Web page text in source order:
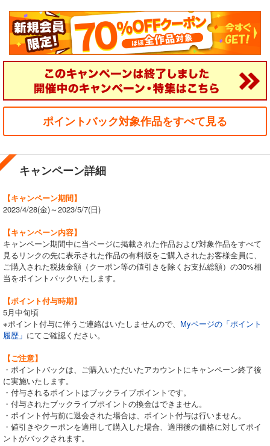
ポイントバック対象作品をすべて見る
キャンペーン詳細
【キャンペーン期間】
2023/4/28(金)～2023/5/7(日)
【キャンペーン内容】
キャンペーン期間中に当ページに掲載された作品および対象作品をすべて
見るリンクの先に表示された作品の有料版をご購入されたお客様全員に、
ご購入された税抜金額（クーポン等の値引きを除くお支払総額）の30%相
当をポイントバックいたします。
【ポイント付与時期】
5月中旬頃
※ポイント付与に伴うご連絡はいたしませんので、 Myページの「ポイント
履歴」 にてご確認ください。
【ご注意】
・ポイントバックは、ご購入いただいたアカウントにキャンペーン終了後
に実施いたします。
・付与されるポイントはブックライブポイントです。
・付与されたブックライブポイントの換金はできません。
・ポイント付与前に退会された場合は、ポイント付与は行いません。
・値引きやクーポンを適用して購入した場合、適用後の価格に対してポイ
ントがバックされます。